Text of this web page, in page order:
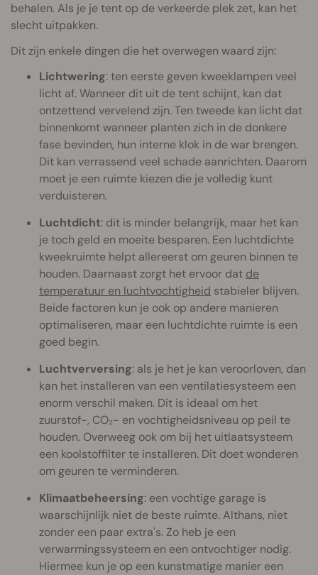
behalen. Als je je tent op de verkeerde plek zet, kan het
slecht uitpakken.
Dit zijn enkele dingen die het overwegen waard zijn:
Lichtwering: ten eerste geven kweeklampen veel
licht af. Wanneer dit uit de tent schijnt, kan dat
ontzettend vervelend zijn. Ten tweede kan licht dat
binnenkomt wanneer planten zich in de donkere
fase bevinden, hun interne klok in de war brengen.
Dit kan verrassend veel schade aanrichten. Daarom
moet je een ruimte kiezen die je volledig kunt
verduisteren.
Luchtdicht: dit is minder belangrijk, maar het kan
je toch geld en moeite besparen. Een luchtdichte
kweekruimte helpt allereerst om geuren binnen te
houden. Daarnaast zorgt het ervoor dat de
temperatuur en luchtvochtigheid stabieler blijven.
Beide factoren kun je ook op andere manieren
optimaliseren, maar een luchtdichte ruimte is een
goed begin.
Luchtverversing: als je het je kan veroorloven, dan
kan het installeren van een ventilatiesysteem een
enorm verschil maken. Dit is ideaal om het
zuurstof-, CO₂- en vochtigheidsniveau op peil te
houden. Overweeg ook om bij het uitlaatsysteem
een koolstoffilter te installeren. Dit doet wonderen
om geuren te verminderen.
Klimaatbeheersing: een vochtige garage is
waarschijnlijk niet de beste ruimte. Althans, niet
zonder een paar extra's. Zo heb je een
verwarmingssysteem en een ontvochtiger nodig.
Hiermee kun je op een kunstmatige manier een